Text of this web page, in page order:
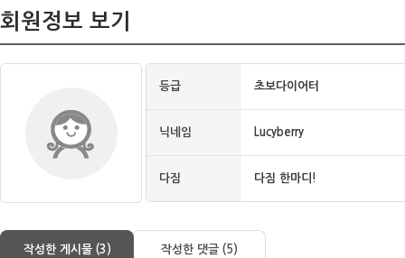
회원정보 보기
등급 초보다이어터
닉네임 Lucyberry
다짐 다짐 한마디!
작성한 게시물 (3) 작성한 댓글 (5)